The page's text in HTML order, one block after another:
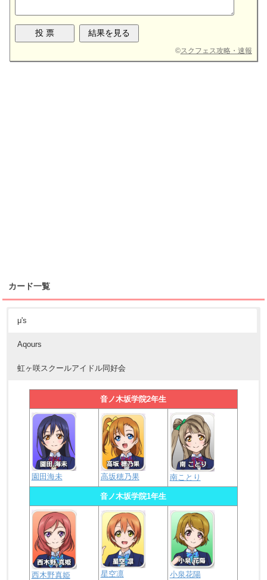
©スクフェス攻略・速報
カード一覧
μ's
Aqours
虹ヶ咲スクールアイドル同好会
音ノ木坂学院2年生
園田海未 高坂穂乃果 南ことり
音ノ木坂学院1年生
西木野真姫 星空凛 小泉花陽